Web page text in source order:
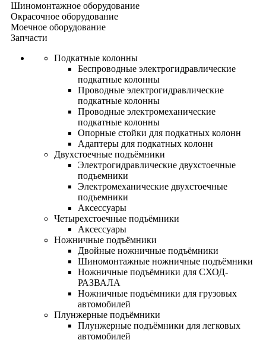
Шиномонтажное оборудование
Окрасочное оборудование
Моечное оборудование
Запчасти
Подкатные колонны
Беспроводные электрогидравлические
подкатные колонны
Проводные электрогидравлические
подкатные колонны
Проводные электромеханические
подкатные колонны
Опорные стойки для подкатных колонн
Адаптеры для подкатных колонн
Двухстоечные подъёмники
Электрогидравлические двухстоечные
подъемники
Электромеханические двухстоечные
подъемники
Аксессуары
Четырехстоечные подъёмники
Аксессуары
Ножничные подъёмники
Двойные ножничные подъёмники
Шиномонтажные ножничные подъёмники
Ножничные подъёмники для СХОД-
РАЗВАЛА
Ножничные подъёмники для грузовых
автомобилей
Плунжерные подъёмники
Плунжерные подъёмники для легковых
автомобилей